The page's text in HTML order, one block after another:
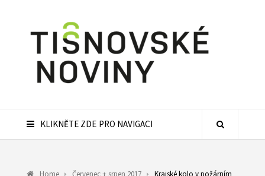
KLIKNĚTE ZDE PRO NAVIGACI
Home Červenec + srpen 2017
Krajské kolo v požárním